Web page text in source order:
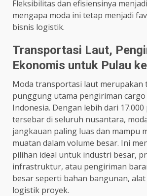
Fleksibilitas dan efisiensinya
mengapa moda ini tetap menjadi
bisnis logistik.
Transportasi Laut,
Ekonomis untuk Pulau
Moda transportasi laut merupakan
punggung utama pengiriman
Indonesia. Dengan lebih dari
tersebar di seluruh nusantara,
jangkauan paling luas dan mampu
muatan dalam volume besar. Ini
pilihan ideal untuk industri besar,
infrastruktur, atau pengiriman
besar seperti bahan bangunan,
logistik proyek.